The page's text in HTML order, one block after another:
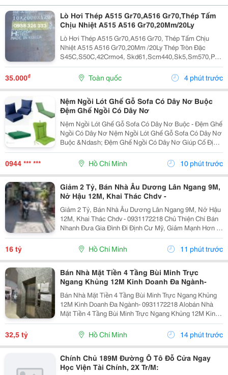
Lò Hơi Thép A515 Gr70,A516 Gr70,Thép Tấm
Chịu Nhiệt A515 A516 Gr70,20Mm/20Ly
Lò Hơi Thép A515 Gr70,A516 Gr70, Thép Tấm Chịu
Nhiệt A515 A516 Gr70,20Mm /20Ly Thép Tròn Đặc
S45C,S50C,42Crmo4, Skd61,Scm440,Sk5,Sm570,P20
Thép Tấm Chịu Nhiệt A515 Gr70,A516 Gr70, 20Mm
X2000X6000/12000Mm Thép Tấm Chịu Mài Mòn,Chịu
Mòn Cao...
35.000₫ Toàn quốc 4 phút trước
Nệm Ngồi Lót Ghế Gỗ Sofa Có Dây Nơ Buộc
Đệm Ghế Ngồi Có Dây Nơ
Nệm Ngồi Lót Ghế Gỗ Sofa Có Dây Nơ Buộc - Đệm Ghế
Ngồi Có Dây Nơ Nệm Ngồi Lót Ghế Gỗ Sofa Có Dây Nơ
Buộc &Ndash; Đệm Ghế Ngồi Có Dây Nơ Giúp Cố Định
Nệm Chắc Hơn, Hạn Chế Xô Lệch Và Giữ Form Gọn
Khi Sử Dụng. Nemngoi.com Có Nhiều Kích Thước, Độ
0944 *** *** Hồ Chí Minh 10 phút trước
Giảm 2 Tỷ, Bán Nhà Âu Dương Lân Ngang 9M,
Nở Hậu 12M, Khai Thác Chdv -
Giảm 2 Tỷ, Bán Nhà Âu Dương Lân Ngang 9M, Nở Hậu
12M, Khai Thác Chdv - 0931172218 Chủ Thiện Chí Bán
Nhanh Đưa Gia Đình Đi Định Cư Mỹ, Giảm Mạnh Hơn 2
Tỷ Giá Cả Còn Thương Lượng Hàng Xóm Dân Trí, 1
Bước Ra Mặt Tiền Xe Hơi, Gần Chợ Tiện Ích Chợ...
16 tỷ Hồ Chí Minh 11 phút trước
Bán Nhà Mặt Tiền 4 Tầng Bùi Minh Trực
Ngang Khủng 12M Kinh Doanh Đa Ngành-
Bán Nhà Mặt Tiền 4 Tầng Bùi Minh Trực Ngang Khủng
12M Kinh Doanh Đa Ngành- 0931172218 Alobán Nhà
Mặt Tiền 4 Tầng Bùi Minh Trực Ngang Khủng 12M Kinh
Doanh Đa Ngành Kết Cấu 4 Tầng Kiên Cố, Chủ Thiện
Chí Bán Nhanh Đưa Gia Đình Đi Định Cư Đức Gần...
32,5 tỷ Hồ Chí Minh 14 phút trước
Chính Chủ 189M Đường Ô Tô Đỗ Cửa Ngay
Học Viện Tài Chính, 2X Tr/M: